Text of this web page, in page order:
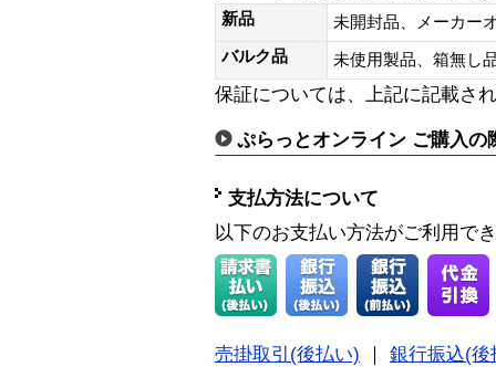
新品
未開封品、メーカー
バルク品
未使用製品、箱無
保証については、上記に記載さ
ぷらっとオンライン ご購入の
支払方法について
以下のお支払い方法がご利用で
売掛取引(後払い)
銀行振込(後